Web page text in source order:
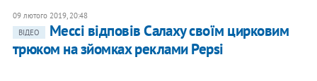
09 лютого 2019, 20:48
ВІДЕО
Мессі відповів Салаху своїм цирковим
трюком на зйомках реклами Pepsi